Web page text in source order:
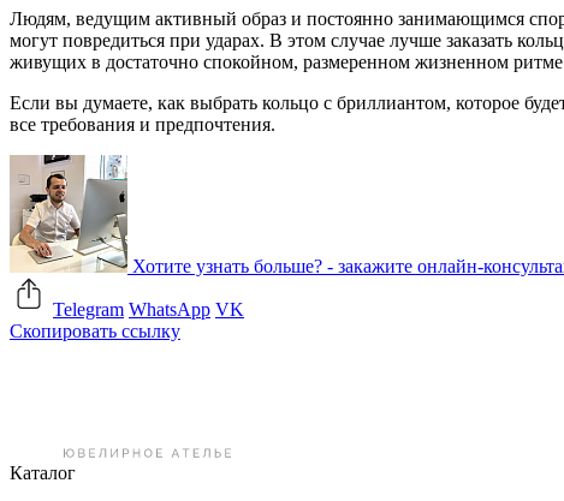
Людям, ведущим активный образ и постоянно занимающимся
могут повредиться при ударах. В этом случае лучше заказать
живущих в достаточно спокойном, размеренном жизненном
Если вы думаете, как выбрать кольцо с бриллиантом, которое
все требования и предпочтения.
Хотите узнать больше? - закажите онлайн-
Telegram WhatsApp VK
Скопировать ссылку
Каталог